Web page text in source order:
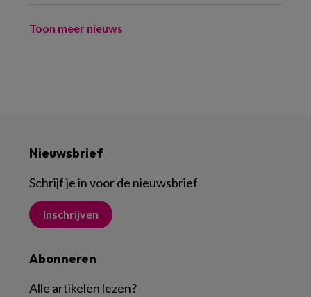
Toon meer nieuws
Nieuwsbrief
Schrijf je in voor de nieuwsbrief
Inschrijven
Abonneren
Alle artikelen lezen?